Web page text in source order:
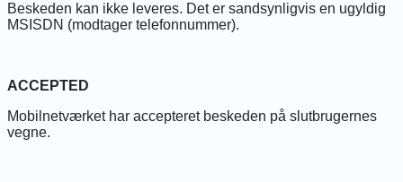
Beskeden kan ikke leveres. Det er sandsynligvis en ugyldig
MSISDN (modtager telefonnummer).
ACCEPTED
Mobilnetværket har accepteret beskeden på slutbrugernes
vegne.